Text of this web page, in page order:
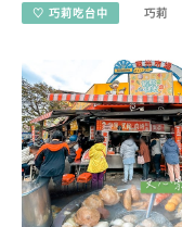
♡ 巧莉吃台中 巧莉